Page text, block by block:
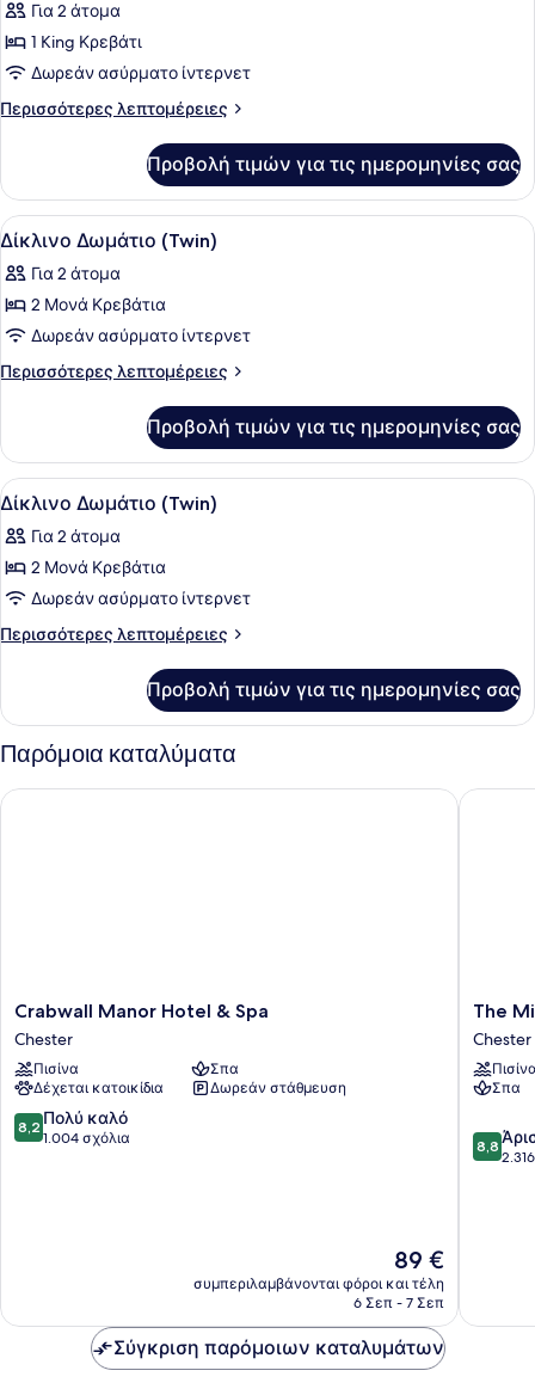
στον
Κήπο
των
φωτογραφιών
για
Δωμάτιο,
Κρεβάτι
Για 2 άτομα
1 King Κρεβάτι
Δωρεάν ασύρματο ίντερνετ
Περισσότερες λεπτομέρειες
Περισσότερες
1
King
Κρεβάτι
Προβολή τιμών για τις ημερομηνίες σας
Προβολή
όλων
των
φωτογραφιών
για
Δίκλινο
Ένας χώρος κουζίνας με μια
19
Δίκλινο Δωμάτιο (Twin)
Για 2 άτομα
2 Μονά Κρεβάτια
Δωρεάν ασύρματο ίντερνετ
Περισσότερες λεπτομέρειες
Περισσότερες
Δωμάτιο
(Twin)
Προβολή τιμών για τις ημερομηνίες σας
Προβολή
όλων
των
φωτογραφιών
για
Δίκλινο
Ένας χώρος κουζίνας με μια
16
Δίκλινο Δωμάτιο (Twin)
Για 2 άτομα
2 Μονά Κρεβάτια
Δωρεάν ασύρματο ίντερνετ
Περισσότερες λεπτομέρειες
Περισσότερες
Δωμάτιο
Προβολή τιμών για τις ημερομηνίες σας
Παρόμοια καταλύματα
Crabwall
Manor
Hotel
&
Spa
Chester
Crabwall Manor Hotel & Spa
Chester
Πισίνα
Σπα
Δέχεται κατοικίδια
Δωρεάν στάθμευση
8.2
στα
8,2 Πολύ καλό
1.004 σχόλια
Η
τιμή
είναι
89 €
συμπεριλαμβάνονται φόροι και τέλη
6 Σεπ - 7 Σεπ
Crabwall Manor Hotel & Spa
The
Mill
Hotel
&
Spa
The
Chester
Σπα
8.8
στα
8,8
The Mill
Σύγκριση παρόμοιων καταλυμάτων